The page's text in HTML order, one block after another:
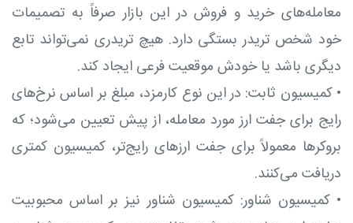
معامله‌های خرید و فروش در این بازار صرفاً به تصمیمات
خود شخص تریدر بستگی دارد. هیچ تریدری نمی‌تواند تابع
دیگری باشد یا خودش موقعیت فرعی ایجاد کند.
• کمیسیون ثابت: در این نوع کارمزد، مبلغ بر اساس نرخ‌های
رایج برای جفت ارز مورد معامله‌، از پیش تعیین می‌شود؛ که
بروکرها معمولاً برای جفت ارزهای رایج‌تر، کمیسیون کمتری
دریافت می‌کنند.
• کمیسیون شناور: کمیسیون شناور نیز بر اساس محبوبیت